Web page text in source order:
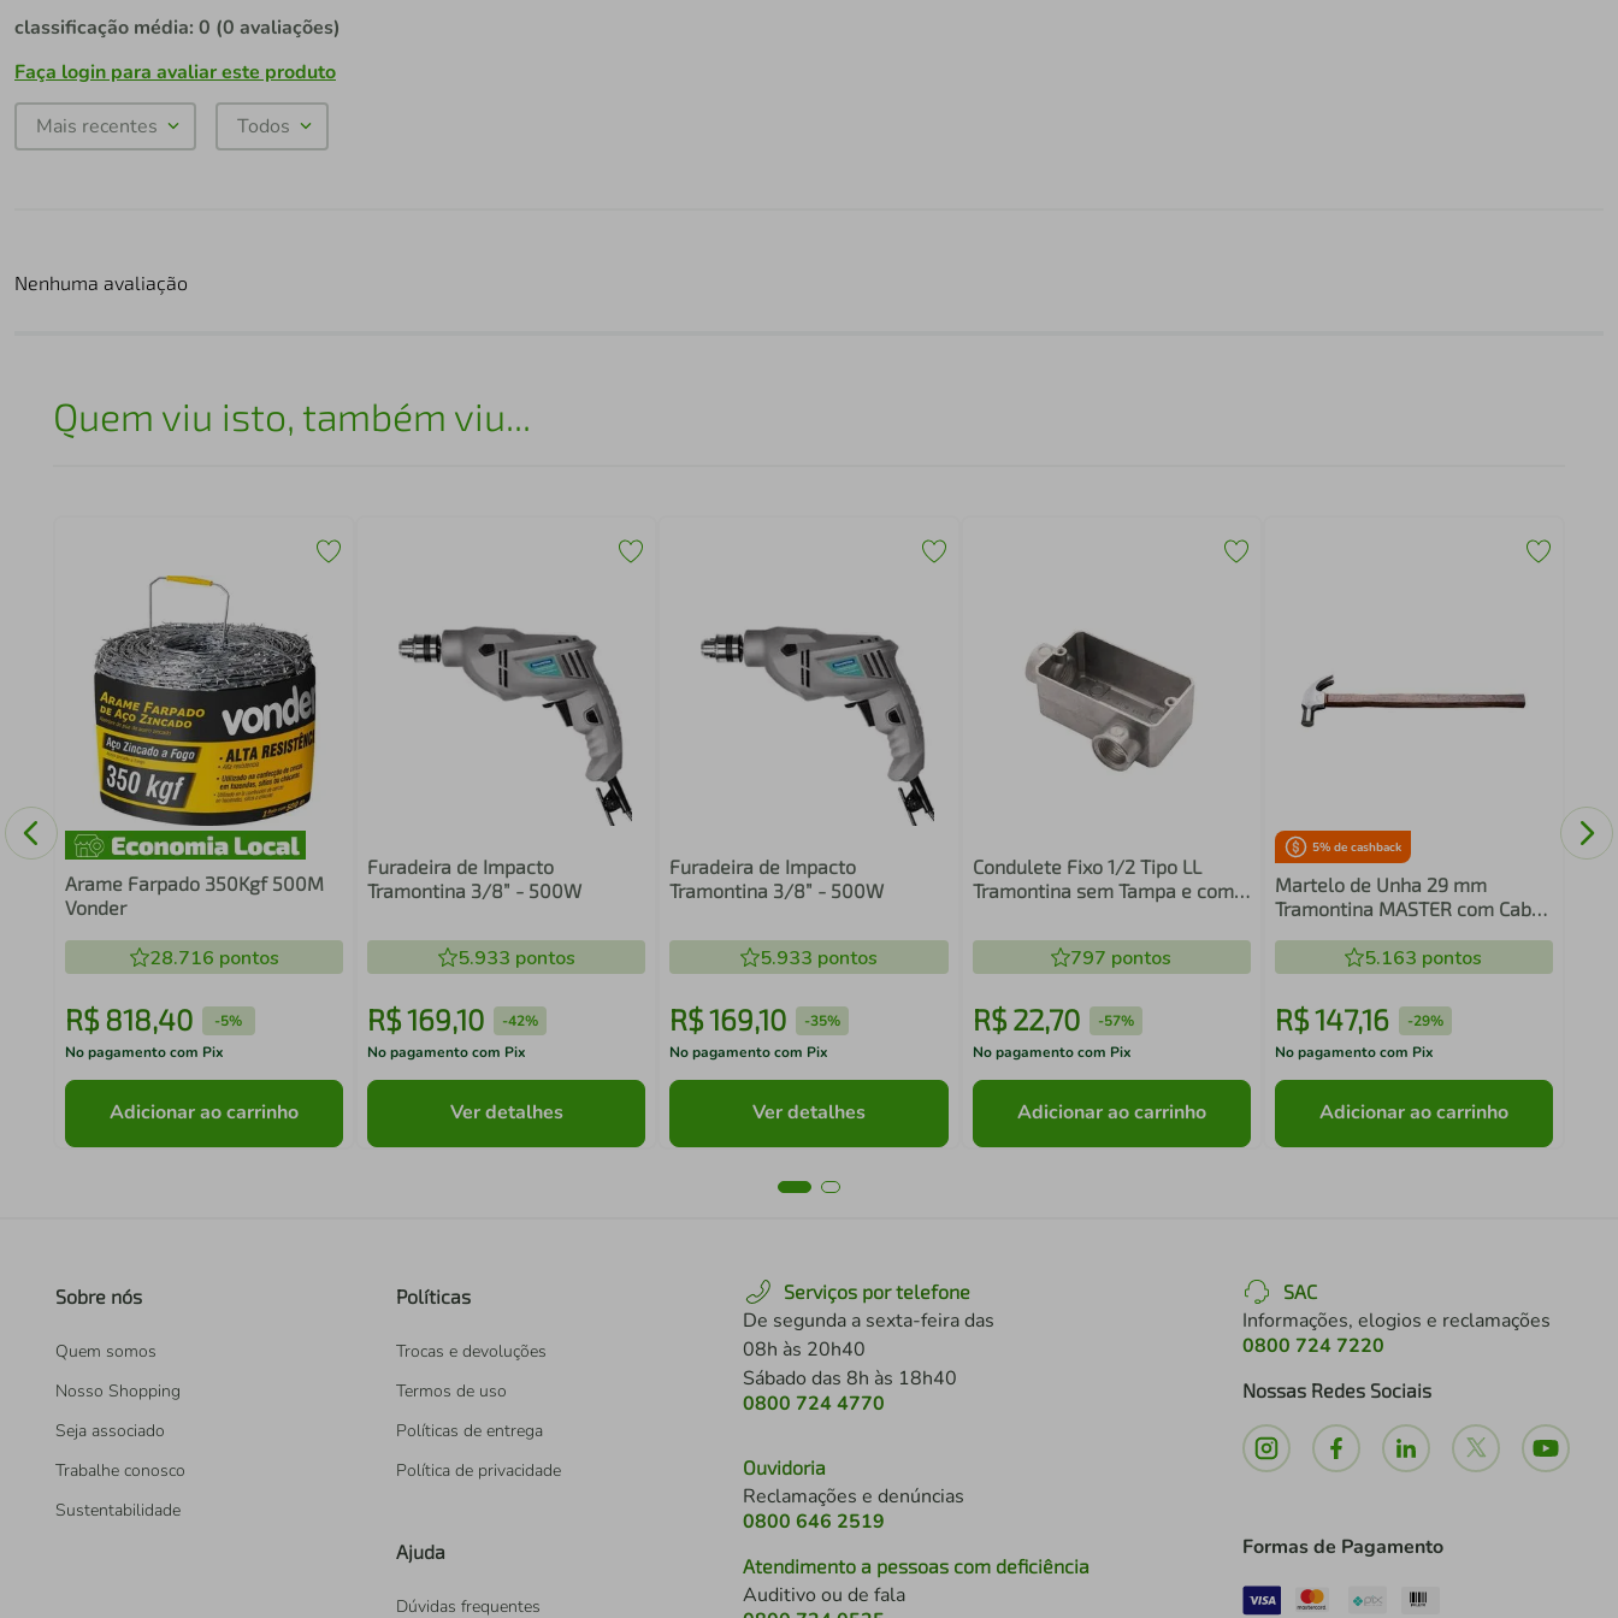
classificação média: 0 (0 avaliações)
Faça login para avaliar este produto
Mais recentes Todos
Nenhuma avaliação
Quem viu isto, também viu...
Arame Farpado 350Kgf 500M
Vonder
28.716 pontos
R$ 818,40 -5%
No pagamento com Pix
Adicionar ao carrinho
Furadeira de Impacto
Tramontina 3/8” - 500W
5.933 pontos
R$169,10 -42%
No pagamento com Pix
Ver detalhes
Furadeira de Impacto
Tramontina 3/8” - 500W
5.933 pontos
R$169,10 -35%
No pagamento com Pix
Ver detalhes
Condulete Fixo 1/2 Tipo LL
Tramontina sem Tampa e com
797 pontos
R$ 22,70 -57%
No pagamento com Pix
Adicionar ao carrinho
5% de cashback
Martelo de Unha 29 mm
Tramontina MASTER com Cabo
5.163 pontos
R$147,16 -29%
No pagamento com Pix
Adicionar ao carrinho
Sobre nós
Quem somos
Nosso Shopping
Seja associado
Trabalhe conosco
Sustentabilidade
Políticas
Trocas e devoluções
Termos de uso
Políticas de entrega
Política de privacidade
Ajuda
Dúvidas frequentes
Serviços por telefone
De segunda a sexta-feira das
08h às 20h40
Sábado das 8h às 18h40
0800 724 4770
Ouvidoria
Reclamações e denúncias
0800 646 2519
Atendimento a pessoas com deficiência
Auditivo ou de fala
SAC
Informações, elogios e reclamações
0800 724 7220
Nossas Redes Sociais
Formas de Pagamento